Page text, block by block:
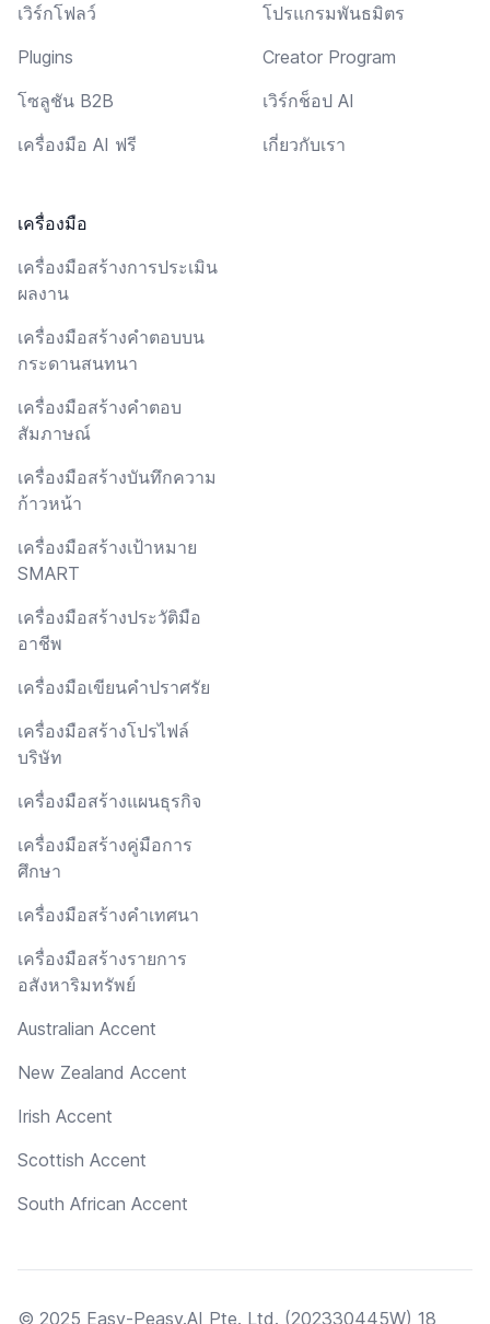
เวิร์กโฟลว์
Plugins
โซลูชัน B2B
เครื่องมือ AI ฟรี
เครื่องมือ
เครื่องมือสร้างการประเมิน
ผลงาน
เครื่องมือสร้างคำตอบบน
กระดานสนทนา
เครื่องมือสร้างคำตอบ
สัมภาษณ์
เครื่องมือสร้างบันทึกความ
ก้าวหน้า
เครื่องมือสร้างเป้าหมาย
SMART
เครื่องมือสร้างประวัติมือ
อาชีพ
เครื่องมือเขียนคำปราศรัย
เครื่องมือสร้างโปรไฟล์
บริษัท
เครื่องมือสร้างแผนธุรกิจ
เครื่องมือสร้างคู่มือการ
ศึกษา
เครื่องมือสร้างคำเทศนา
เครื่องมือสร้างรายการ
อสังหาริมทรัพย์
Australian Accent
New Zealand Accent
Irish Accent
Scottish Accent
South African Accent
โปรแกรมพันธมิตร
Creator Program
เวิร์กช็อป AI
เกี่ยวกับเรา
© 2025 Easy-Peasy.AI Pte. Ltd. (202330445W) 18